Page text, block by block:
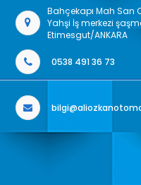
Bahçekapı Mah San
Yahşi İş merkezi
Etimesgut/ANKARA
0538 491 36 73